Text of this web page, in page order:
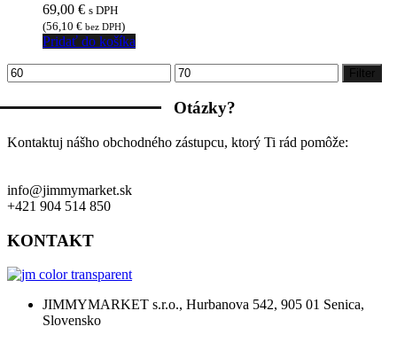
69,00 € s DPH
(56,10 € bez DPH)
Pridať do košíka
Minimálna
cena
Maximálna
cena
Filter
Otázky?
Kontaktuj nášho obchodného zástupcu, ktorý Ti rád pomôže:
info@jimmymarket.sk
+421 904 514 850
KONTAKT
JIMMYMARKET s.r.o., Hurbanova 542, 905 01 Senica,
Slovensko